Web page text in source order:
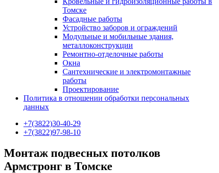
Томске
Фасадные работы
Устройство заборов и ограждений
Модульные и мобильные здания,
металлоконструкции
Ремонтно-отделочные работы
Окна
Сантехнические и электромонтажные
работы
Проектирование
Политика в отношении обработки персональных
данных
+7(3822)30-40-29
+7(3822)97-98-10
Монтаж подвесных потолков
Армстронг в Томске